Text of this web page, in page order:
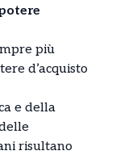
più
d’acquisto
e della
risultano